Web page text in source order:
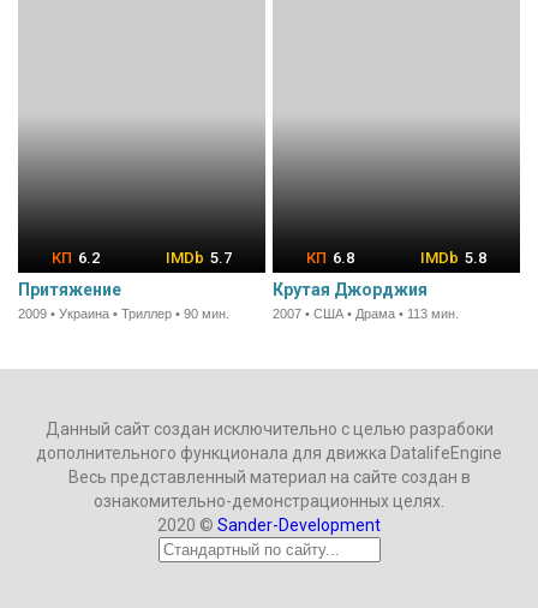
6.2 5.7
Притяжение
2009 • Украина • Триллер • 90 мин.
6.8 5.8
Крутая Джорджия
2007 • США • Драма • 113 мин.
Данный сайт создан исключительно с целью разрабоки
дополнительного функционала для движка DatalifeEngine
Весь представленный материал на сайте создан в
ознакомительно-демонстрационных целях.
2020 © Sander-Development